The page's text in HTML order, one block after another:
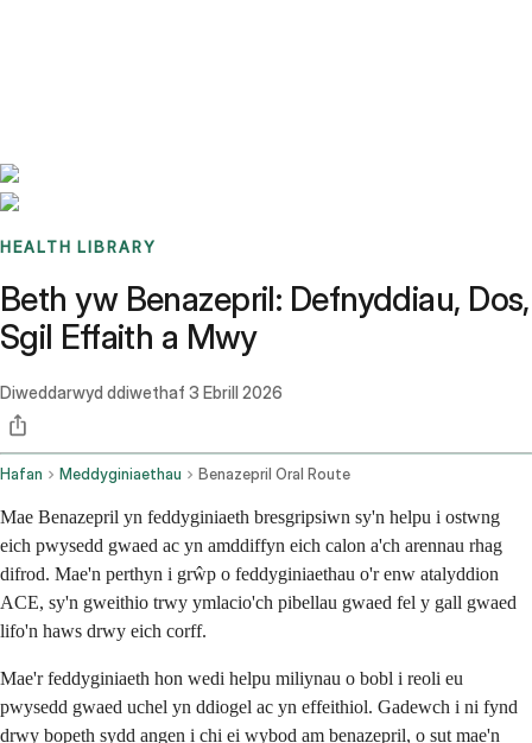
HEALTH LIBRARY
Beth yw Benazepril: Defnyddiau, Dos,
Sgil Effaith a Mwy
Diweddarwyd ddiwethaf 3 Ebrill 2026
Hafan Meddyginiaethau Benazepril Oral Route
Mae Benazepril yn feddyginiaeth bresgripsiwn sy'n helpu i ostwng
eich pwysedd gwaed ac yn amddiffyn eich calon a'ch arennau rhag
difrod. Mae'n perthyn i grŵp o feddyginiaethau o'r enw atalyddion
ACE, sy'n gweithio trwy ymlacio'ch pibellau gwaed fel y gall gwaed
lifo'n haws drwy eich corff.
Mae'r feddyginiaeth hon wedi helpu miliynau o bobl i reoli eu
pwysedd gwaed uchel yn ddiogel ac yn effeithiol. Gadewch i ni fynd
drwy bopeth sydd angen i chi ei wybod am benazepril, o sut mae'n